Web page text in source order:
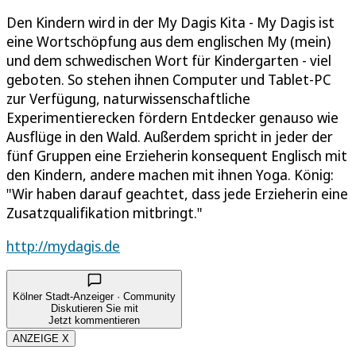
Den Kindern wird in der My Dagis Kita - My Dagis ist
eine Wortschöpfung aus dem englischen My (mein)
und dem schwedischen Wort für Kindergarten - viel
geboten. So stehen ihnen Computer und Tablet-PC
zur Verfügung, naturwissenschaftliche
Experimentierecken fördern Entdecker genauso wie
Ausflüge in den Wald. Außerdem spricht in jeder der
fünf Gruppen eine Erzieherin konsequent Englisch mit
den Kindern, andere machen mit ihnen Yoga. König:
"Wir haben darauf geachtet, dass jede Erzieherin eine
Zusatzqualifikation mitbringt."
http://mydagis.de
Kölner Stadt-Anzeiger · Community
Diskutieren Sie mit
Jetzt kommentieren
ANZEIGE X